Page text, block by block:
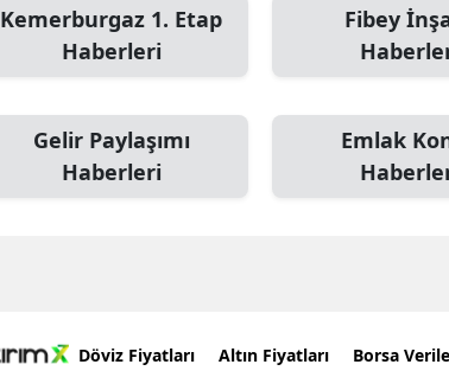
Kemerburgaz 1. Etap
Haberleri
Fibey
Gelir Paylaşımı
Haberleri
Emlak
Döviz Fiyatları Altın Fiyatları Borsa